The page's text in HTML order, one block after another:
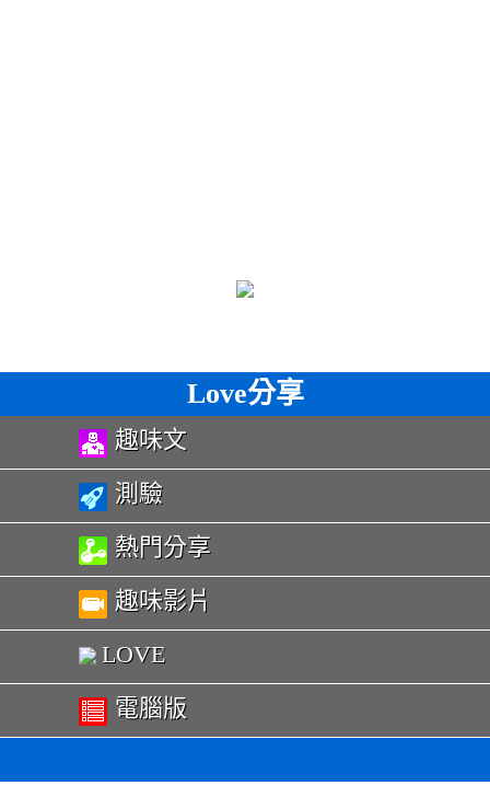
Love分享
趣味文
測驗
熱門分享
趣味影片
LOVE
電腦版